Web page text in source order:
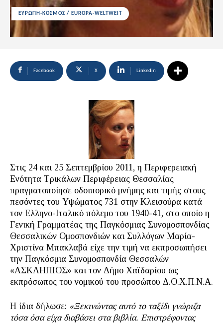
ΕΥΡΩΠΗ-ΚΟΣΜΟΣ / EUROPA-WELTWEIT
Facebook X Linkedin
Στις 24 και 25 Σεπτεμβρίου 2011, η Περιφερειακή
Ενότητα Τρικάλων Περιφέρειας Θεσσαλίας
πραγματοποίησε οδοιπορικό μνήμης και τιμής στους
πεσόντες του Υψώματος 731 στην Κλεισούρα κατά
τον Ελληνο-Ιταλικό πόλεμο του 1940-41, στο οποίο η
Γενική Γραμματέας της Παγκόσμιας Συνομοσπονδίας
Θεσσαλικών Ομοσπονδιών και Συλλόγων Μαρία-
Χριστίνα Μπακλαβά είχε την τιμή να εκπροσωπήσει
την Παγκόσμια Συνομοσπονδία Θεσσαλών
«ΑΣΚΛΗΠΙΟΣ» και τον Δήμο Χαϊδαρίου ως
εκπρόσωπος του νομικού του προσώπου Δ.Ο.Χ.Π.Ν.Α.
Η ίδια δήλωσε: «Ξεκινώντας αυτό το ταξίδι γνώριζα
τόσα όσα είχα διαβάσει στα βιβλία. Επιστρέφοντας